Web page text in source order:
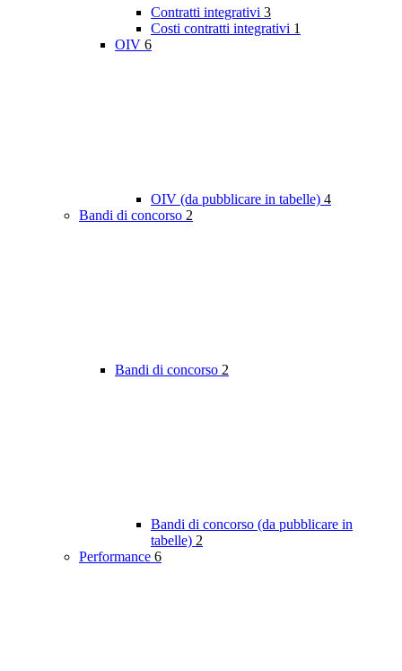
Contratti integrativi 3
Costi contratti integrativi 1
OIV 6
OIV (da pubblicare in tabelle) 4
Bandi di concorso 2
Bandi di concorso 2
Bandi di concorso (da pubblicare in
tabelle) 2
Performance 6